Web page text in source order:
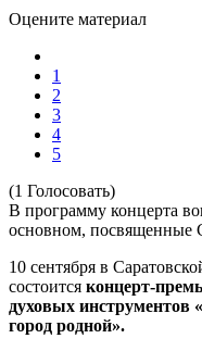
Оцените материал
1
2
3
4
5
(1 Голосовать)
В программу концерта
основном, посвященные
10 сентября в
состоится концерт-
духовых инструментов
город родной».